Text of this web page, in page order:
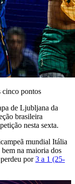
cinco pontos
de Ljubljana da
brasileira
nesta sexta.
mundial Itália
bem na maioria dos
por3 a 1 (25-